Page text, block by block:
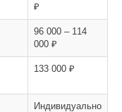
₽
96 000 – 114
000 ₽
133 000 ₽
Индивидуально